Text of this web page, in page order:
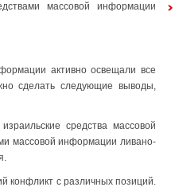
массовой информации
активно освещали все
сделать следующие выводы,
средства массовой
массовой информации ливано-
конфликт с различных позиций.